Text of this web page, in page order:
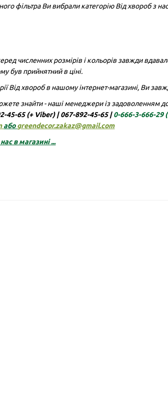
4.00 грн
фільтра Ви вибрали категорію Від хвороб з
численних розмірів і кольорів завжди
був прийнятний в ціні.
Від хвороб в нашому інтернет-магазині, Ви
знайти - наші менеджери із задоволенням
45-65 (+ Viber)|067-892-45-65 |0-666-3-666-29
абоgreendecor.zakaz@gmail.com
в магазині ...